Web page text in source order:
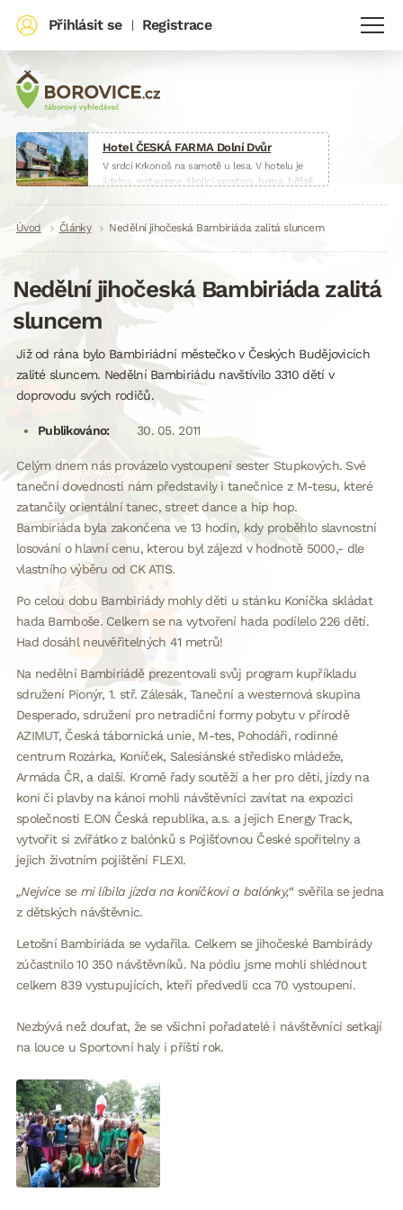
Hotel ČESKÁ FARMA Dolní Dvůr
V srdci Krkonoš na samotě u lesa. V hotelu je
jídelna, restaurace, školící prostory, herna, hřiště
Přihlásit se | Registrace
Drobečková
Úvod Články Nedělní jihočeská Bambiriáda zalitá sluncem
Nedělní jihočeská Bambiriáda zalitá
sluncem
Již od rána bylo Bambiriádní městečko v Českých Budějovicích
zalité sluncem. Nedělní Bambiriádu navštívilo 3310 dětí v
doprovodu svých rodičů.
Publikováno: 30. 05. 2011
Celým dnem nás provázelo vystoupení sester Stupkových. Své
taneční dovednosti nám představily i tanečnice z M-tesu, které
zatančily orientální tanec, street dance a hip hop.
Bambiriáda byla zakončena ve 13 hodin, kdy proběhlo slavnostní
losování o hlavní cenu, kterou byl zájezd v hodnotě 5000,- dle
vlastního výběru od CK ATIS.
Po celou dobu Bambiriády mohly děti u stánku Koníčka skládat
hada Bamboše. Celkem se na vytvoření hada podílelo 226 dětí.
Had dosáhl neuvěřitelných 41 metrů!
Na nedělní Bambiriádě prezentovali svůj program kupříkladu
sdružení Pionýr, 1. stř. Zálesák, Taneční a westernová skupina
Desperado, sdružení pro netradiční formy pobytu v přírodě
AZIMUT, Česká tábornická unie, M-tes, Pohodáři, rodinné
centrum Rozárka, Koníček, Salesiánské středisko mládeže,
Armáda ČR, a další. Kromě řady soutěží a her pro děti, jízdy na
koni či plavby na kánoi mohli návštěvníci zavítat na expozici
společnosti E.ON Česká republika, a.s. a jejich Energy Track,
vytvořit si zvířátko z balónků s Pojišťovnou České spořitelny a
jejich životním pojištění FLEXI.
„Nejvíce se mi líbila jízda na koníčkovi a balónky,“ svěřila se jedna
z dětských návštěvnic.
Letošní Bambiriáda se vydařila. Celkem se jihočeské Bambirády
zúčastnilo 10 350 návštěvníků. Na pódiu jsme mohli shlédnout
celkem 839 vystupujících, kteří předvedli cca 70 vystoupení.
Nezbývá než doufat, že se všichni pořadatelé i návštěvníci setkají
na louce u Sportovní haly i příští rok.